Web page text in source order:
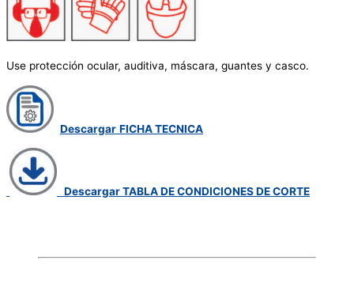
Use protección ocular, auditiva, máscara, guantes y casco.
Descargar FICHA TECNICA
Descargar TABLA DE CONDICIONES DE CORTE